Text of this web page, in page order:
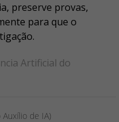
preserve provas,
para que o
Artificial do
de IA)